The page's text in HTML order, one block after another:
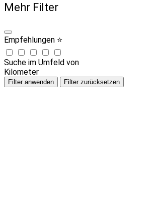
Mehr Filter
Empfehlungen ⭐
Suche im Umfeld von
Kilometer
Filter anwenden Filter zurücksetzen